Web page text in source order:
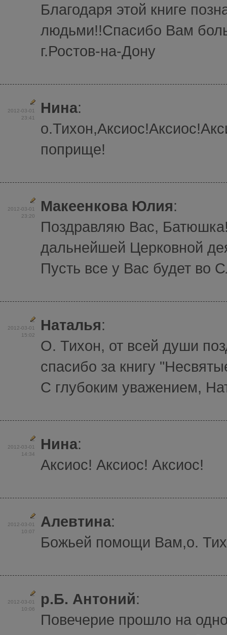
Благодаря этой книге
людьми!!Спасибо Вам
г.Ростов-на-Дону
2012-03-01
23:41
Нина:
поприще!
2012-03-01
23:20
Макеенкова Юлия:
Поздравляю Вас,
дальнейшей Церковной
Пусть все у Вас будет во
2012-03-01
15:02
Наталья:
О. Тихон, от всей души
спасибо за книгу
С глубоким уважением,
2012-03-01
14:34
Нина:
Аксиос! Аксиос! Аксиос!
2012-03-01
10:07
Алевтина:
Божьей помощи Вам,о.
2012-03-01
10:06
р.Б. Антоний:
Повечерие прошло на